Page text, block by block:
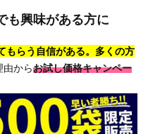
も興味がある方に
もらう自信がある。多くの方
由からお試し価格キャンペー